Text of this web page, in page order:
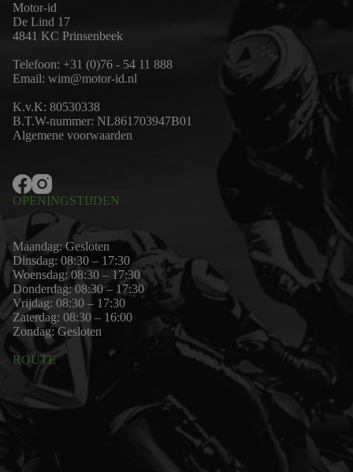
Motor-id
De Lind 17
4841 KC Prinsenbeek
Telefoon: +31 (0)76 - 54 11 888
Email: wim@motor-id.nl
K.v.K: 80530338
B.T.W-nummer: NL861703947B01
Algemene voorwaarden
OPENINGSTIJDEN
Maandag: Gesloten
Dinsdag: 08:30 – 17:30
Woensdag: 08:30 – 17:30
Donderdag: 08:30 – 17:30
Vrijdag: 08:30 – 17:30
Zaterdag: 08:30 – 16:00
Zondag: Gesloten
ROUTE